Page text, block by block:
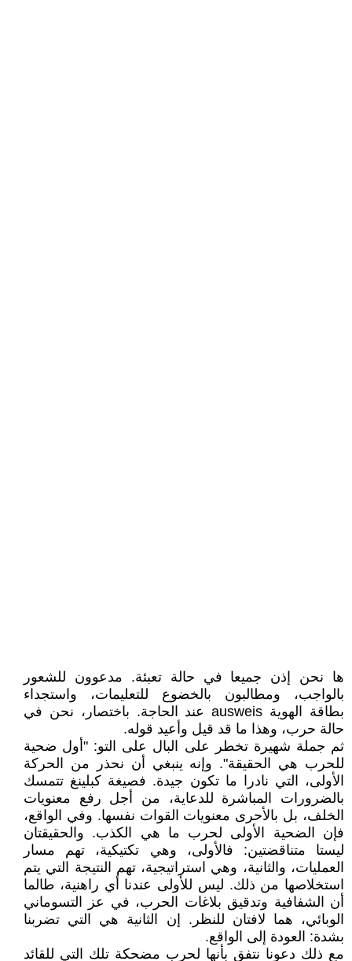
ها نحن إذن جميعا في حالة تعبئة. مدعوون للشعور
بالواجب، ومطالبون بالخضوع للتعليمات، واستجداء
بطاقة الهوية ausweis عند الحاجة. باختصار، نحن في
حالة حرب، وهذا ما قد قيل وأعيد قوله.
ثم جملة شهيرة تخطر على البال على التو: "أول ضحية
للحرب هي الحقيقة". وإنه ينبغي أن نحذر من الحركة
الأولى، التي نادرا ما تكون جيدة. فصيغة كبلينغ تتمسك
بالضرورات المباشرة للدعاية، من أجل رفع معنويات
الخلف، بل بالأحرى معنويات القوات نفسها. وفي الواقع،
فإن الضحية الأولى لحرب ما هي الكذب. والحقيقتان
ليستا متناقضتين: فالأولى، وهي تكتيكية، تهم مسار
العمليات، والثانية، وهي استراتيجية، تهم النتيجة التي يتم
استخلاصها من ذلك. ليس للأولى عندنا أي راهنية، طالما
أن الشفافية وتدقيق بلاغات الحرب، في عز التسوماني
الوبائي، هما لافتان للنظر. إن الثانية هي التي تضربنا
بشدة: العودة إلى الواقع.
مع ذلك دعونا نتفق بأنها لحرب مضحكة تلك التي للقائد